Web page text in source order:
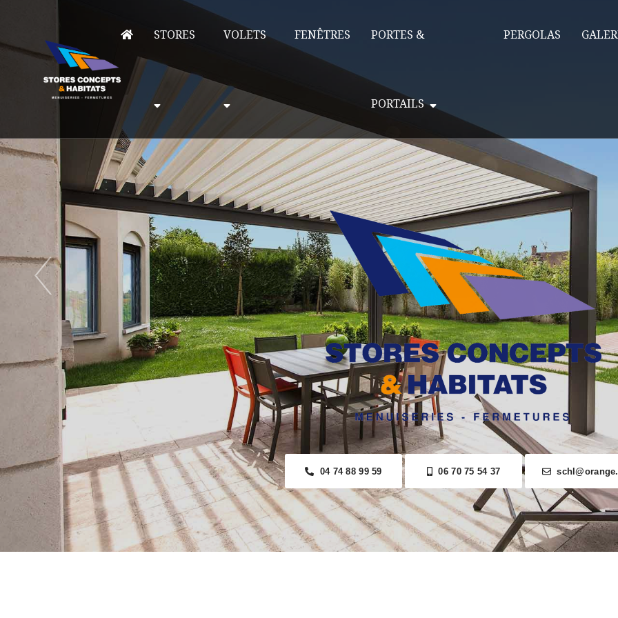
STORES VOLETS FENÊTRES PORTES &
PORTAILS
PERGOLAS
04 74 88 99 59 06 70 75 54 37